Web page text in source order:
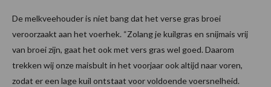
De melkveehouder is niet bang dat het verse gras broei
veroorzaakt aan het voerhek. “Zolang je kuilgras en snijmais vrij
van broei zijn, gaat het ook met vers gras wel goed. Daarom
trekken wij onze maisbult in het voorjaar ook altijd naar voren,
zodat er een lage kuil ontstaat voor voldoende voersnelheid.